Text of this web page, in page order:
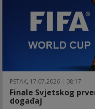
PETAK, 17.07.2026 | 08:17
Finale Svjetskog
događaj